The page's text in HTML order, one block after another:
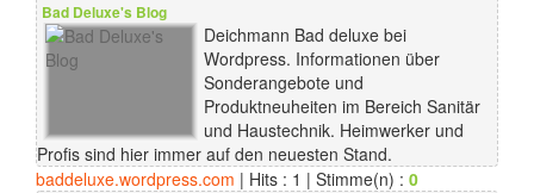
Bad Deluxe's Blog
Deichmann Bad deluxe bei
Wordpress. Informationen über
Sonderangebote und
Produktneuheiten im Bereich Sanitär
und Haustechnik. Heimwerker und
Profis sind hier immer auf den neuesten Stand.
baddeluxe.wordpress.com | Hits : 1 | Stimme(n) : 0